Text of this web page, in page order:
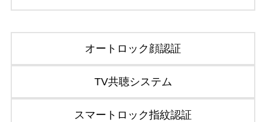
オートロック顔認証
TV共聴システム
スマートロック指紋認証